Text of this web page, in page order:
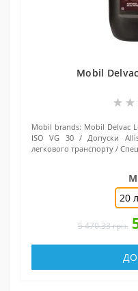
Mobil
Mobil brands: Mobil Delvac
ISO VG 30
Допуски
легкового транспорту
20
5 470.33 грн.